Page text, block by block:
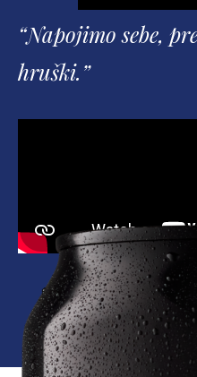
“Napojimo sebe,
hruški.”